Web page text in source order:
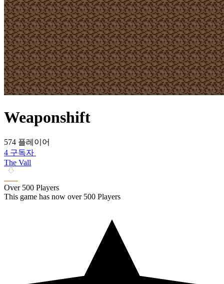
Weaponshift
574 플레이어
4 구독자
The Vall
Over 500 Players
This game has now over 500 Players